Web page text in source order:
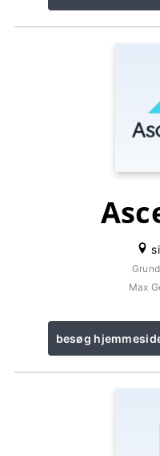
Max
besøg